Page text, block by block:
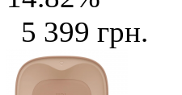
5 399 грн.